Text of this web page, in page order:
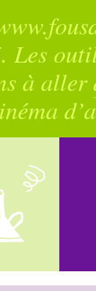
à aller